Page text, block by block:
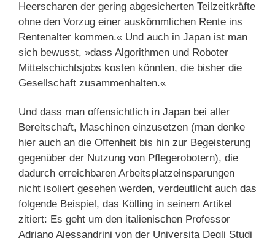
Heerscharen der gering abgesicherten Teilzeitkräfte
ohne den Vorzug einer auskömmlichen Rente ins
Rentenalter kommen.« Und auch in Japan ist man
sich bewusst, »dass Algorithmen und Roboter
Mittelschichtsjobs kosten könnten, die bisher die
Gesellschaft zusammenhalten.«
Und dass man offensichtlich in Japan bei aller
Bereitschaft, Maschinen einzusetzen (man denke
hier auch an die Offenheit bis hin zur Begeisterung
gegenüber der Nutzung von Pflegerobotern), die
dadurch erreichbaren Arbeitsplatzeinsparungen
nicht isoliert gesehen werden, verdeutlicht auch das
folgende Beispiel, das Kölling in seinem Artikel
zitiert: Es geht um den italienischen Professor
Adriano Alessandrini von der Universita Degli Studi